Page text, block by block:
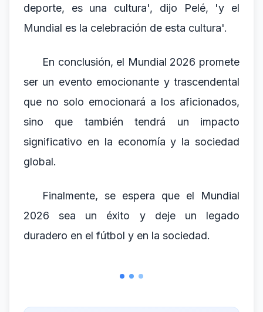
deporte, es una cultura', dijo Pelé, 'y el
Mundial es la celebración de esta cultura'.
En conclusión, el Mundial 2026 promete
ser un evento emocionante y trascendental
que no solo emocionará a los aficionados,
sino que también tendrá un impacto
significativo en la economía y la sociedad
global.
Finalmente, se espera que el Mundial
2026 sea un éxito y deje un legado
duradero en el fútbol y en la sociedad.